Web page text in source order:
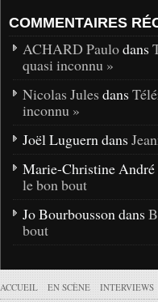
COMMENTAIRES
ACHARD Paulodans
quasi inconnu »
Nicolas Jules dans
inconnu »
Joël Luguern dans
Marie-Christine André
le bon bout
Jo Bourbousson dans
bout
ACCUEIL EN SCÈNE INTERVIEWS